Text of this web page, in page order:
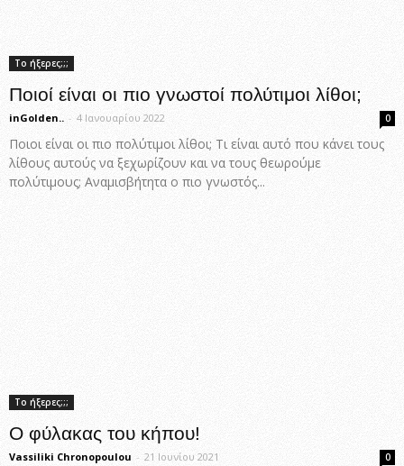
Το ήξερες;;;
Ποιοί είναι οι πιο γνωστοί πολύτιμοι λίθοι;
inGolden.. - 4 Ιανουαρίου 2022 0
Ποιοι είναι οι πιο πολύτιμοι λίθοι; Τι είναι αυτό που κάνει τους
λίθους αυτούς να ξεχωρίζουν και να τους θεωρούμε
πολύτιμους; Αναμισβήτητα ο πιο γνωστός...
Το ήξερες;;;
Ο φύλακας του κήπου!
Vassiliki Chronopoulou - 21 Ιουνίου 2021 0